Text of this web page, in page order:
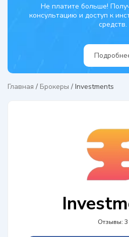
Не платите больше!
консультацию и доступ к
средств.
Главная / Брокеры / Investments
Отзывы: 3